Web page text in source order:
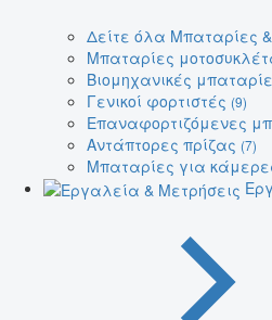
Δείτε όλα Μπαταρίες
Μπαταρίες
Βιομηχανικές
Γενικοί φορτιστές (9)
Επαναφορτιζόμενες
Αντάπτορες πρίζας (7)
Μπαταρίες για